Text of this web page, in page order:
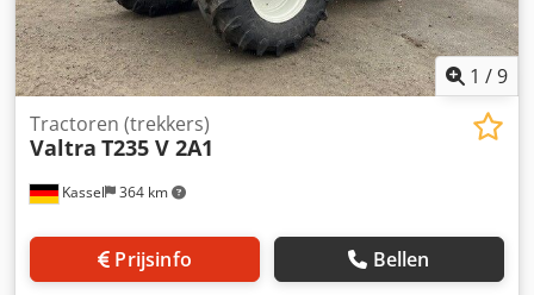
1 /9
Kassel 364 km
Tractoren (trekkers)
Valtra T235 V 2A1
Prijsinfo Bellen